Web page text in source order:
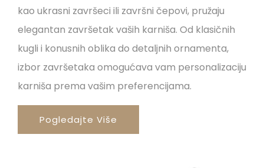
kao ukrasni završeci ili završni čepovi, pružaju
elegantan završetak vaših karniša. Od klasičnih
kugli i konusnih oblika do detaljnih ornamenta,
izbor završetaka omogućava vam personalizaciju
karniša prema vašim preferencijama.
Pogledajte Više